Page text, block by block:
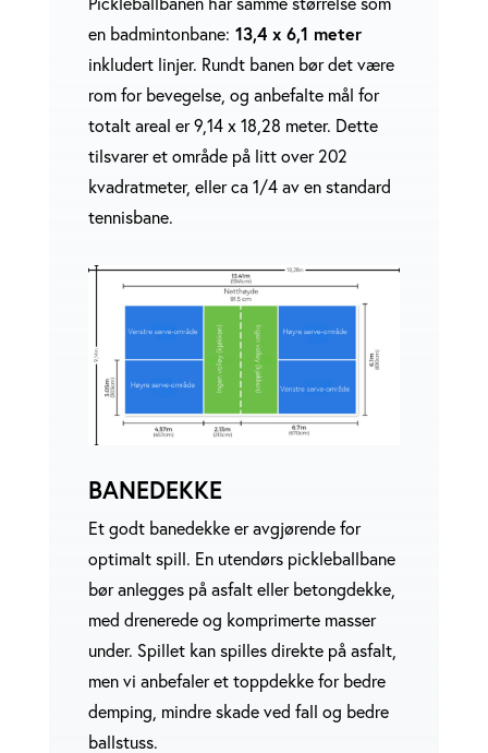
en badmintonbane: 13,4 x 6,1 meter
inkludert linjer. Rundt banen bør det være
rom for bevegelse, og anbefalte mål for
totalt areal er 9,14 x 18,28 meter. Dette
tilsvarer et område på litt over 202
kvadratmeter, eller ca 1/4 av en standard
tennisbane.
BANEDEKKE
Et godt banedekke er avgjørende for
optimalt spill. En utendørs pickleballbane
bør anlegges på asfalt eller betongdekke,
med drenerede og komprimerte masser
under. Spillet kan spilles direkte på asfalt,
men vi anbefaler et toppdekke for bedre
demping, mindre skade ved fall og bedre
ballstuss.